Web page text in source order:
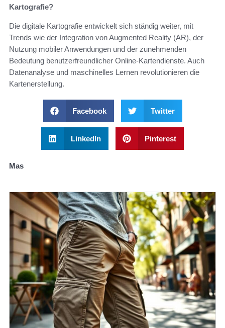
Kartografie?
Die digitale Kartografie entwickelt sich ständig weiter, mit
Trends wie der Integration von Augmented Reality (AR), der
Nutzung mobiler Anwendungen und der zunehmenden
Bedeutung benutzerfreundlicher Online-Kartendienste. Auch
Datenanalyse und maschinelles Lernen revolutionieren die
Kartenerstellung.
Facebook Twitter
LinkedIn Pinterest
Mas